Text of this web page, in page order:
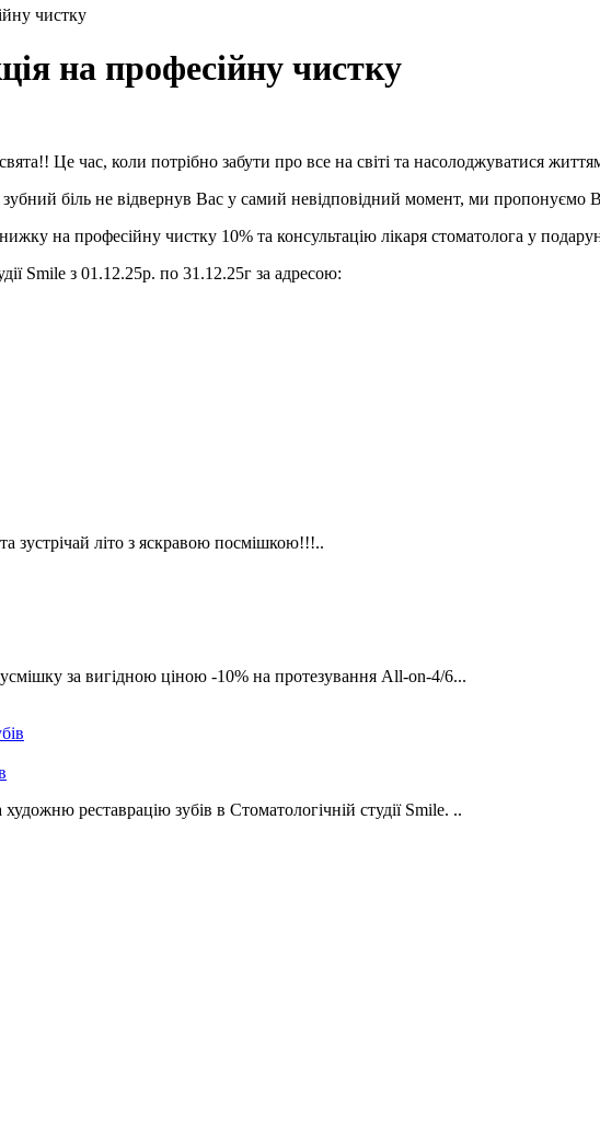
чистку
на професійну чистку
Це час, коли потрібно забути про все на світі та насолоджуватися
біль не відвернув Вас у самий невідповідний момент, ми пропонуємо
на професійну чистку 10% та консультацію лікаря стоматолога у
Smile з 01.12.25р. по 31.12.25г за адресою:
зустрічай літо з яскравою посмішкою!!!..
за вигідною ціною -10% на протезування All-on-4/6...
реставрацію зубів в Стоматологічній студії Smile. ..